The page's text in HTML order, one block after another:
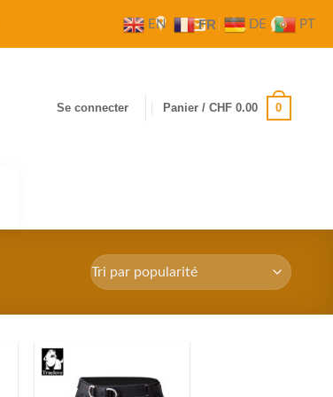
Se connecter Panier / CHF0.00 0
EN FR DE PT